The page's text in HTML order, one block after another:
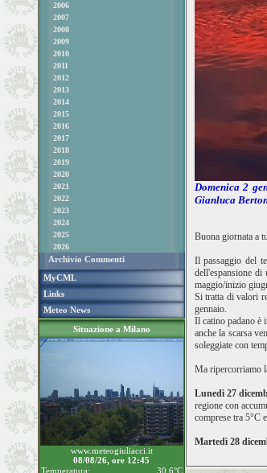
2006
2007
2008
2009
2010
2011
2012
2013
2014
2015
2016
2017
2018
2019
2020
2021
2022
2023
2024
2025
2026
Archivio Commenti
MyCML
Links
Meteo News
Situazione a Milano
www.meteogiuliacci.it
08/08/26, ore 12:45
Temperatura:
30.6°C
Domenica 2
Gianluca
Buona giornata a
Il passaggio del
dell'espansione
maggio/inizio
Si tratta di valori
gennaio.
Il catino padano è
anche la scarsa
soleggiate con
Ma ripercorriamo
Lunedì 27
regione con
comprese tra 5°C
Martedì 28